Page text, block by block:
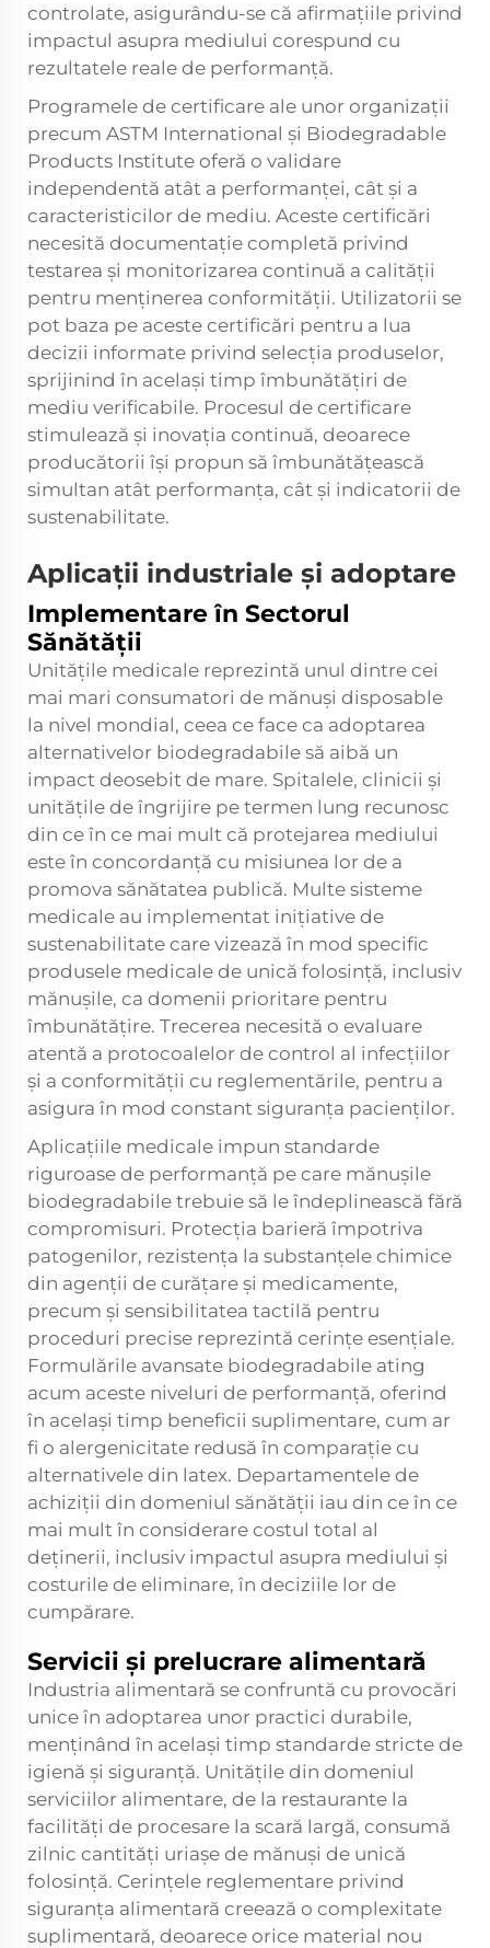
controlate, asigurându-se că afirmațiile privind
impactul asupra mediului corespund cu
rezultatele reale de performanță.
Programele de certificare ale unor organizații
precum ASTM International și Biodegradable
Products Institute oferă o validare
independentă atât a performanței, cât și a
caracteristicilor de mediu. Aceste certificări
necesită documentație completă privind
testarea și monitorizarea continuă a calității
pentru menținerea conformității. Utilizatorii se
pot baza pe aceste certificări pentru a lua
decizii informate privind selecția produselor,
sprijinind în același timp îmbunătățiri de
mediu verificabile. Procesul de certificare
stimulează și inovația continuă, deoarece
producătorii își propun să îmbunătățească
simultan atât performanța, cât și indicatorii de
sustenabilitate.
Aplicații industriale și adoptare
Implementare în Sectorul
Sănătății
Unitățile medicale reprezintă unul dintre cei
mai mari consumatori de mănuși disposable
la nivel mondial, ceea ce face ca adoptarea
alternativelor biodegradabile să aibă un
impact deosebit de mare. Spitalele, clinicii și
unitățile de îngrijire pe termen lung recunosc
din ce în ce mai mult că protejarea mediului
este în concordanță cu misiunea lor de a
promova sănătatea publică. Multe sisteme
medicale au implementat inițiative de
sustenabilitate care vizează în mod specific
produsele medicale de unică folosință, inclusiv
mănușile, ca domenii prioritare pentru
îmbunătățire. Trecerea necesită o evaluare
atentă a protocoalelor de control al infecțiilor
și a conformității cu reglementările, pentru a
asigura în mod constant siguranța pacienților.
Aplicațiile medicale impun standarde
riguroase de performanță pe care mănușile
biodegradabile trebuie să le îndeplinească fără
compromisuri. Protecția barieră împotriva
patogenilor, rezistența la substanțele chimice
din agenții de curățare și medicamente,
precum și sensibilitatea tactilă pentru
proceduri precise reprezintă cerințe esențiale.
Formulările avansate biodegradabile ating
acum aceste niveluri de performanță, oferind
în același timp beneficii suplimentare, cum ar
fi o alergenicitate redusă în comparație cu
alternativele din latex. Departamentele de
achiziții din domeniul sănătății iau din ce în ce
mai mult în considerare costul total al
deținerii, inclusiv impactul asupra mediului și
costurile de eliminare, în deciziile lor de
cumpărare.
Servicii și prelucrare alimentară
Industria alimentară se confruntă cu provocări
unice în adoptarea unor practici durabile,
menținând în același timp standarde stricte de
igienă și siguranță. Unitățile din domeniul
serviciilor alimentare, de la restaurante la
facilități de procesare la scară largă, consumă
zilnic cantități uriașe de mănuși de unică
folosință. Cerințele reglementare privind
siguranța alimentară creează o complexitate
suplimentară, deoarece orice material nou